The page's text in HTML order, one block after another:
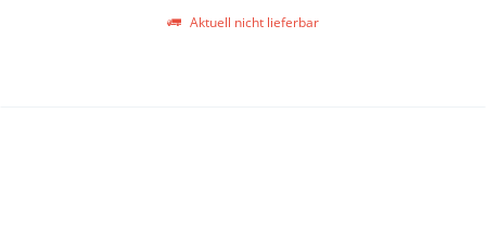
Aktuell nicht lieferbar